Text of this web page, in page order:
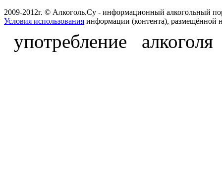
2009-2012г. © Алкоголь.Су - информационный алкогольный
Условия использования информации (контента), размещённой
употребление